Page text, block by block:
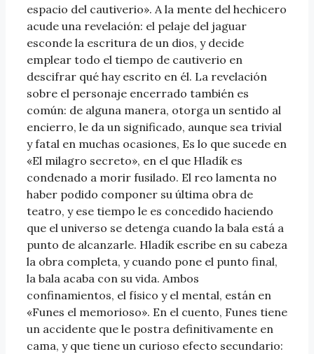
espacio del cautiverio». A la mente del hechicero
acude una revelación: el pelaje del jaguar
esconde la escritura de un dios, y decide
emplear todo el tiempo de cautiverio en
descifrar qué hay escrito en él. La revelación
sobre el personaje encerrado también es
común: de alguna manera, otorga un sentido al
encierro, le da un significado, aunque sea trivial
y fatal en muchas ocasiones, Es lo que sucede en
«El milagro secreto», en el que Hladík es
condenado a morir fusilado. El reo lamenta no
haber podido componer su última obra de
teatro, y ese tiempo le es concedido haciendo
que el universo se detenga cuando la bala está a
punto de alcanzarle. Hladík escribe en su cabeza
la obra completa, y cuando pone el punto final,
la bala acaba con su vida. Ambos
confinamientos, el físico y el mental, están en
«Funes el memorioso». En el cuento, Funes tiene
un accidente que le postra definitivamente en
cama, y que tiene un curioso efecto secundario: